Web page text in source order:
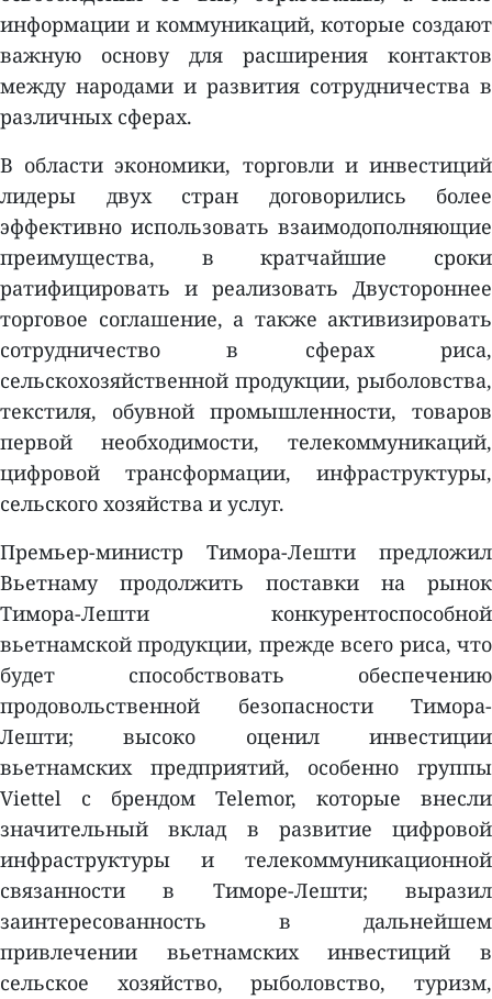
информации и коммуникаций, которые создают
важную основу для расширения контактов
между народами и развития сотрудничества в
различных сферах.
В области экономики, торговли и инвестиций
лидеры двух стран договорились более
эффективно использовать взаимодополняющие
преимущества, в кратчайшие сроки
ратифицировать и реализовать Двустороннее
торговое соглашение, а также активизировать
сотрудничество в сферах риса,
сельскохозяйственной продукции, рыболовства,
текстиля, обувной промышленности, товаров
первой необходимости, телекоммуникаций,
цифровой трансформации, инфраструктуры,
сельского хозяйства и услуг.
Премьер-министр Тимора-Лешти предложил
Вьетнаму продолжить поставки на рынок
Тимора-Лешти конкурентоспособной
вьетнамской продукции, прежде всего риса, что
будет способствовать обеспечению
продовольственной безопасности Тимора-
Лешти; высоко оценил инвестиции
вьетнамских предприятий, особенно группы
Viettel с брендом Telemor, которые внесли
значительный вклад в развитие цифровой
инфраструктуры и телекоммуникационной
связанности в Тиморе-Лешти; выразил
заинтересованность в дальнейшем
привлечении вьетнамских инвестиций в
сельское хозяйство, рыболовство, туризм,